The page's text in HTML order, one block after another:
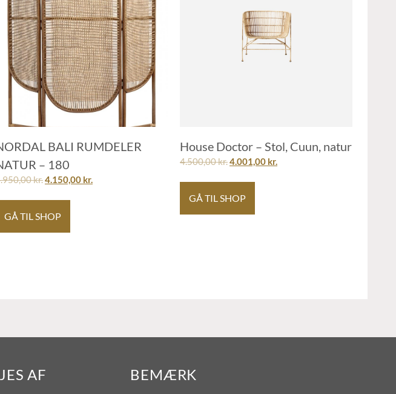
BALI RUMDELER
– 180
kr.4.150,00 kr.
GÅ TIL SHOP
House Doctor – Stol, Cuun, natur
4.500,00kr.4.001,00 kr.
GÅ TIL SHOP
AF BEMÆRK